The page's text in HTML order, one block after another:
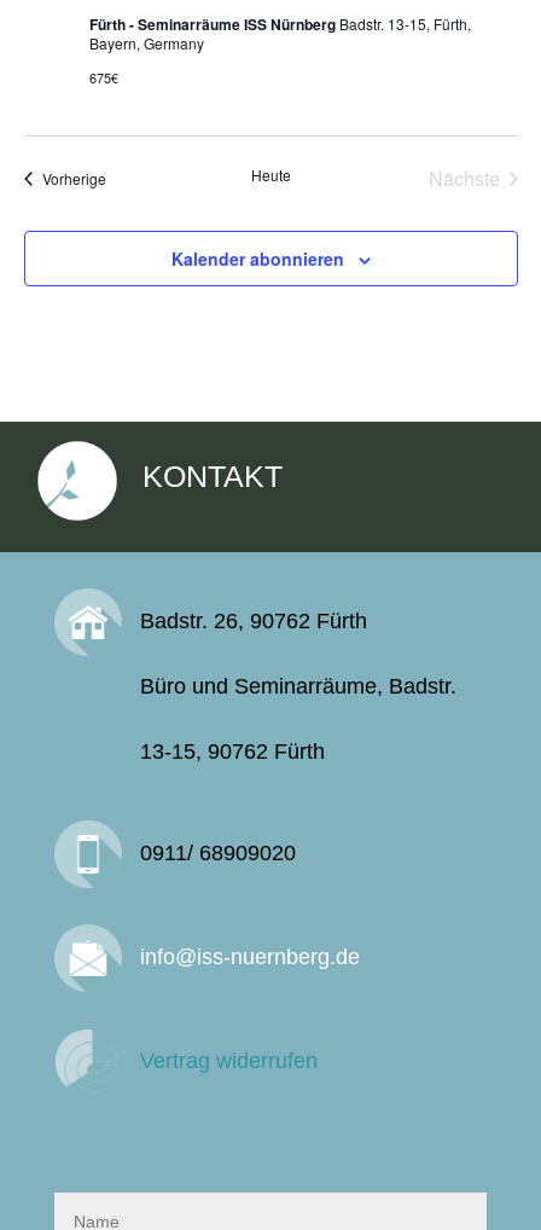
Fürth - Seminarräume ISS Nürnberg Badstr. 13-15, Fürth,
Bayern, Germany
675€
VorherigeVeranstaltungen Heute
Nächste
Kalender abonnieren
KONTAKT
Badstr. 26, 90762 Fürth
Büro und Seminarräume, Badstr.
13-15, 90762 Fürth
0911/ 68909020
info@iss-nuernberg.de
Vertrag widerrufen